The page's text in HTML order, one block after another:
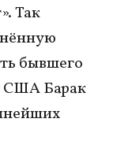
Так
бывшего
США Барак